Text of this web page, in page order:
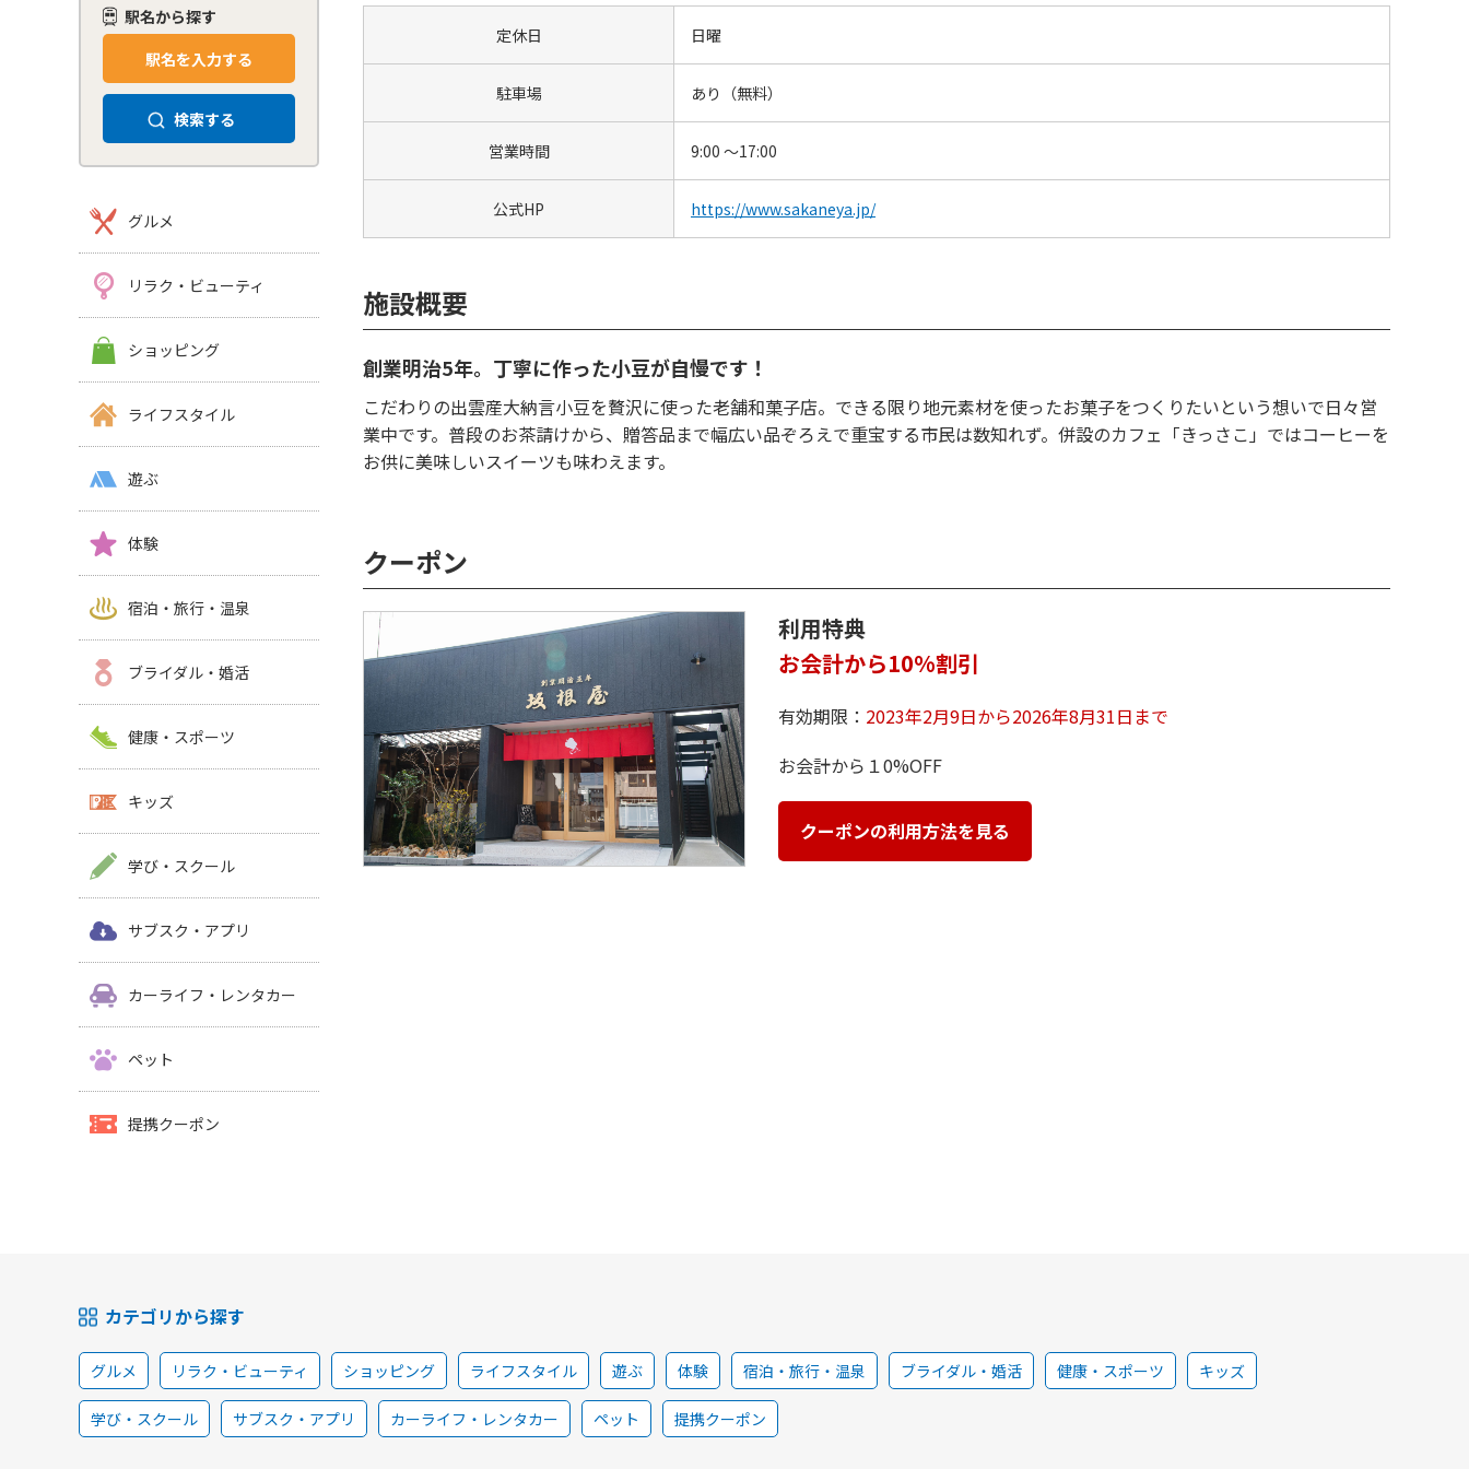
駅名から探す
駅名を入力する
検索する
グルメ
リラク・ビューティ
ショッピング
ライフスタイル
遊ぶ
体験
宿泊・旅行・温泉
ブライダル・婚活
健康・スポーツ
キッズ
学び・スクール
サブスク・アプリ
カーライフ・レンタカー
ペット
提携クーポン
定休日 日曜
駐車場 あり（無料）
営業時間 9:00 ～17:00
公式HP https://www.sakaneya.jp/
施設概要
創業明治5年。丁寧に作った小豆が自慢です！
こだわりの出雲産大納言小豆を贅沢に使った老舗和菓子店。できる限り地元素材を使ったお菓子をつくりたいという想いで日々営
業中です。普段のお茶請けから、贈答品まで幅広い品ぞろえで重宝する市民は数知れず。併設のカフェ「きっさこ」ではコーヒーを
お供に美味しいスイーツも味わえます。
クーポン
利用特典
お会計から10%割引
有効期限： 2023年2月9日から2026年8月31日まで
お会計から１0%OFF
クーポンの利用方法を見る
カテゴリから探す
グルメ リラク・ビューティ ショッピング ライフスタイル 遊ぶ 体験 宿泊・旅行・温泉 ブライダル・婚活 健康・スポーツ キッズ
学び・スクール サブスク・アプリ カーライフ・レンタカー ペット 提携クーポン